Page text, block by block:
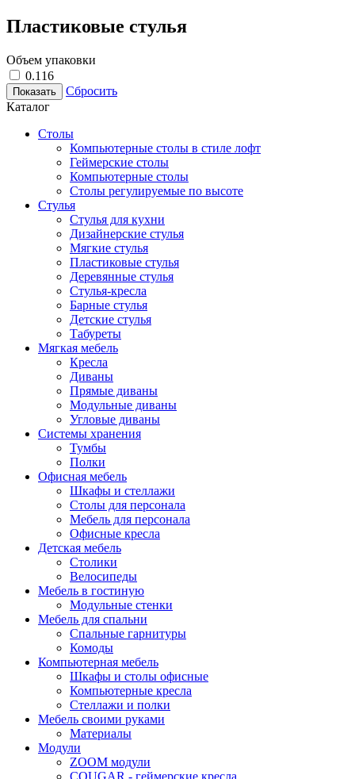
Пластиковые стулья
Объем упаковки
0.116
Показать
Сбросить
Каталог
Столы
Компьютерные столы в стиле лофт
Геймерские столы
Компьютерные столы
Столы регулируемые по высоте
Стулья
Стулья для кухни
Дизайнерские стулья
Мягкие стулья
Пластиковые стулья
Деревянные стулья
Стулья-кресла
Барные стулья
Детские стулья
Табуреты
Мягкая мебель
Кресла
Диваны
Прямые диваны
Модульные диваны
Угловые диваны
Системы хранения
Тумбы
Полки
Офисная мебель
Шкафы и стеллажи
Столы для персонала
Мебель для персонала
Офисные кресла
Детская мебель
Столики
Велосипеды
Мебель в гостиную
Модульные стенки
Мебель для спальни
Спальные гарнитуры
Комоды
Компьютерная мебель
Шкафы и столы офисные
Компьютерные кресла
Стеллажи и полки
Мебель своими руками
Материалы
Модули
ZOOM модули
COUGAR - геймерские кресла